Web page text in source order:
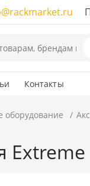
Контакты
оборудование